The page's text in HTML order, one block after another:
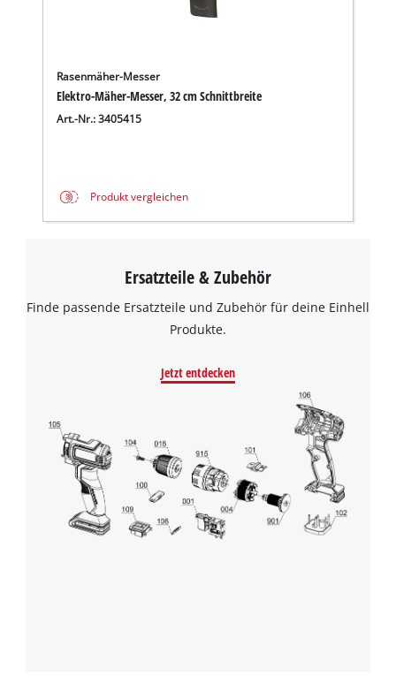
Rasenmäher-Messer
Elektro-Mäher-Messer, 32 cm Schnittbreite
Art.-Nr.: 3405415
Produkt vergleichen
Ersatzteile & Zubehör
Finde passende Ersatzteile und Zubehör für deine Einhell
Produkte.
Jetzt entdecken